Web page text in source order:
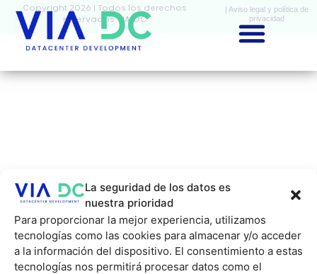
La seguridad de los datos es
nuestra prioridad
Para proporcionar la mejor experiencia, utilizamos
tecnologías como las cookies para almacenar y/o acceder
a la información del dispositivo. El consentimiento a estas
tecnologías nos permitirá procesar datos como el
Copyright 2026 | Todos los derechos
reservados VIA-DC
| Aviso legal y política de
privacidad